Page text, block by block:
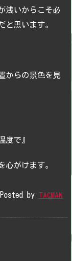
浅いからこそ必
と思います。
からの景色を見
度で』
心がけます。
Posted by TACMAN